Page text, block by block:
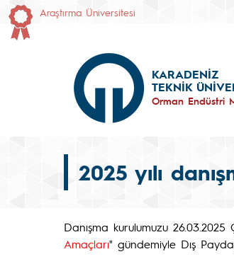
Araştırma Üniversitesi
KARADENİZ
TEKNİK
Orman Endüstri
2025 yılı
Danışma kurulumuzu
Amaçları" gündemiyle Dış